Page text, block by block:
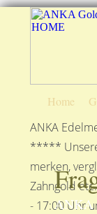
Home
ANKA
***** Unsere
merken,
Zahngold
- 17:00 Uhr
ANKA